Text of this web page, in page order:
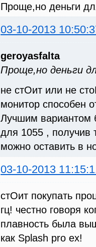
Проще,но деньги
03-10-2013
geroyasfalta
Проще,но деньги
не стОит или не
монитор способен
Лучшим вариантом
для 1055 , получив
можно оставить в
03-10-2013
стОит покупать
гц! честно говоря
плавность была
как Splash pro ex!